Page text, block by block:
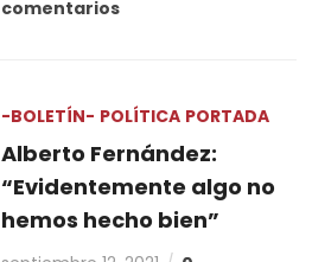
comentarios
-BOLETÍN- POLÍTICA PORTADA
Alberto Fernández:
“Evidentemente algo no
hemos hecho bien”